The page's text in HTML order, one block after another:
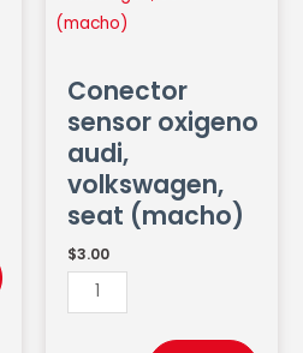
Conector
sensor oxigeno
audi,
volkswagen,
seat (macho)
$3.00
audi,
(macho)
cantidad